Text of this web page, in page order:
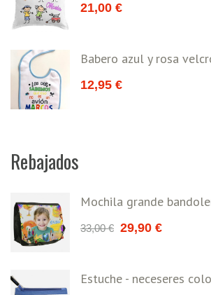
21,00 €
Babero azul y rosa
12,95 €
Rebajados
Mochila grande
33,00€ 29,90 €
Estuche - neceseres